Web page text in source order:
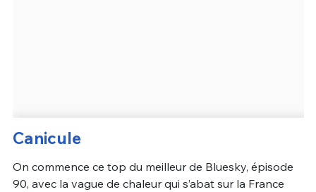
Canicule
On commence ce top du meilleur de Bluesky, épisode
90, avec la vague de chaleur qui s’abat sur la France